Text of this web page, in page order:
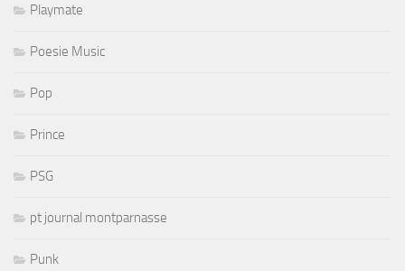
Playmate
Poesie Music
Pop
Prince
PSG
pt journal montparnasse
Punk